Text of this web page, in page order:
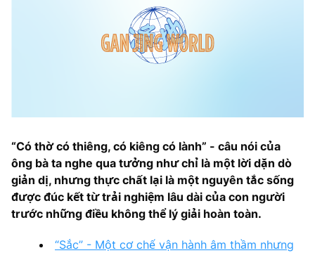
“Có thờ có thiêng, có kiêng có lành” - câu nói của
ông bà ta nghe qua tưởng như chỉ là một lời dặn dò
giản dị, nhưng thực chất lại là một nguyên tắc sống
được đúc kết từ trải nghiệm lâu dài của con người
trước những điều không thể lý giải hoàn toàn.
“Sắc” - Một cơ chế vận hành âm thầm nhưng